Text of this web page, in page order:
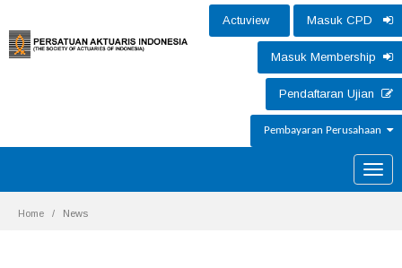
Actuview Masuk CPD
Masuk Membership
Pendaftaran Ujian
Pembayaran Perusahaan
Toggle
Home News